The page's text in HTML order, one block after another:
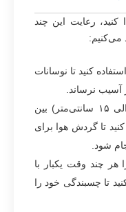
کنید، رعایت این چند
می‌کنیم:
کنید تا نوسانات
آسیب نرساند.
فاصله استاندارد (حداقل ۱۰ الی ۱۵ سانتی‌متر) بین
تا گردش هوا برای
شود.
هر چند وقت یکبار با
تا چسبندگی خود را